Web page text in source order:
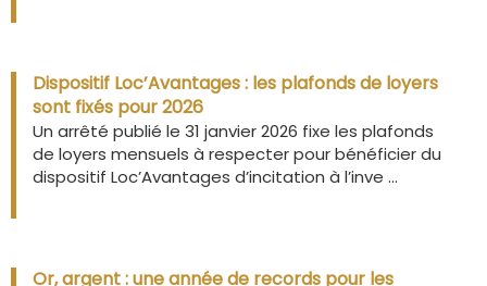
Dispositif Loc’Avantages : les plafonds de loyers
sont fixés pour 2026
Un arrêté publié le 31 janvier 2026 fixe les plafonds
de loyers mensuels à respecter pour bénéficier du
dispositif Loc’Avantages d’incitation à l’inve ...
Or, argent : une année de records pour les